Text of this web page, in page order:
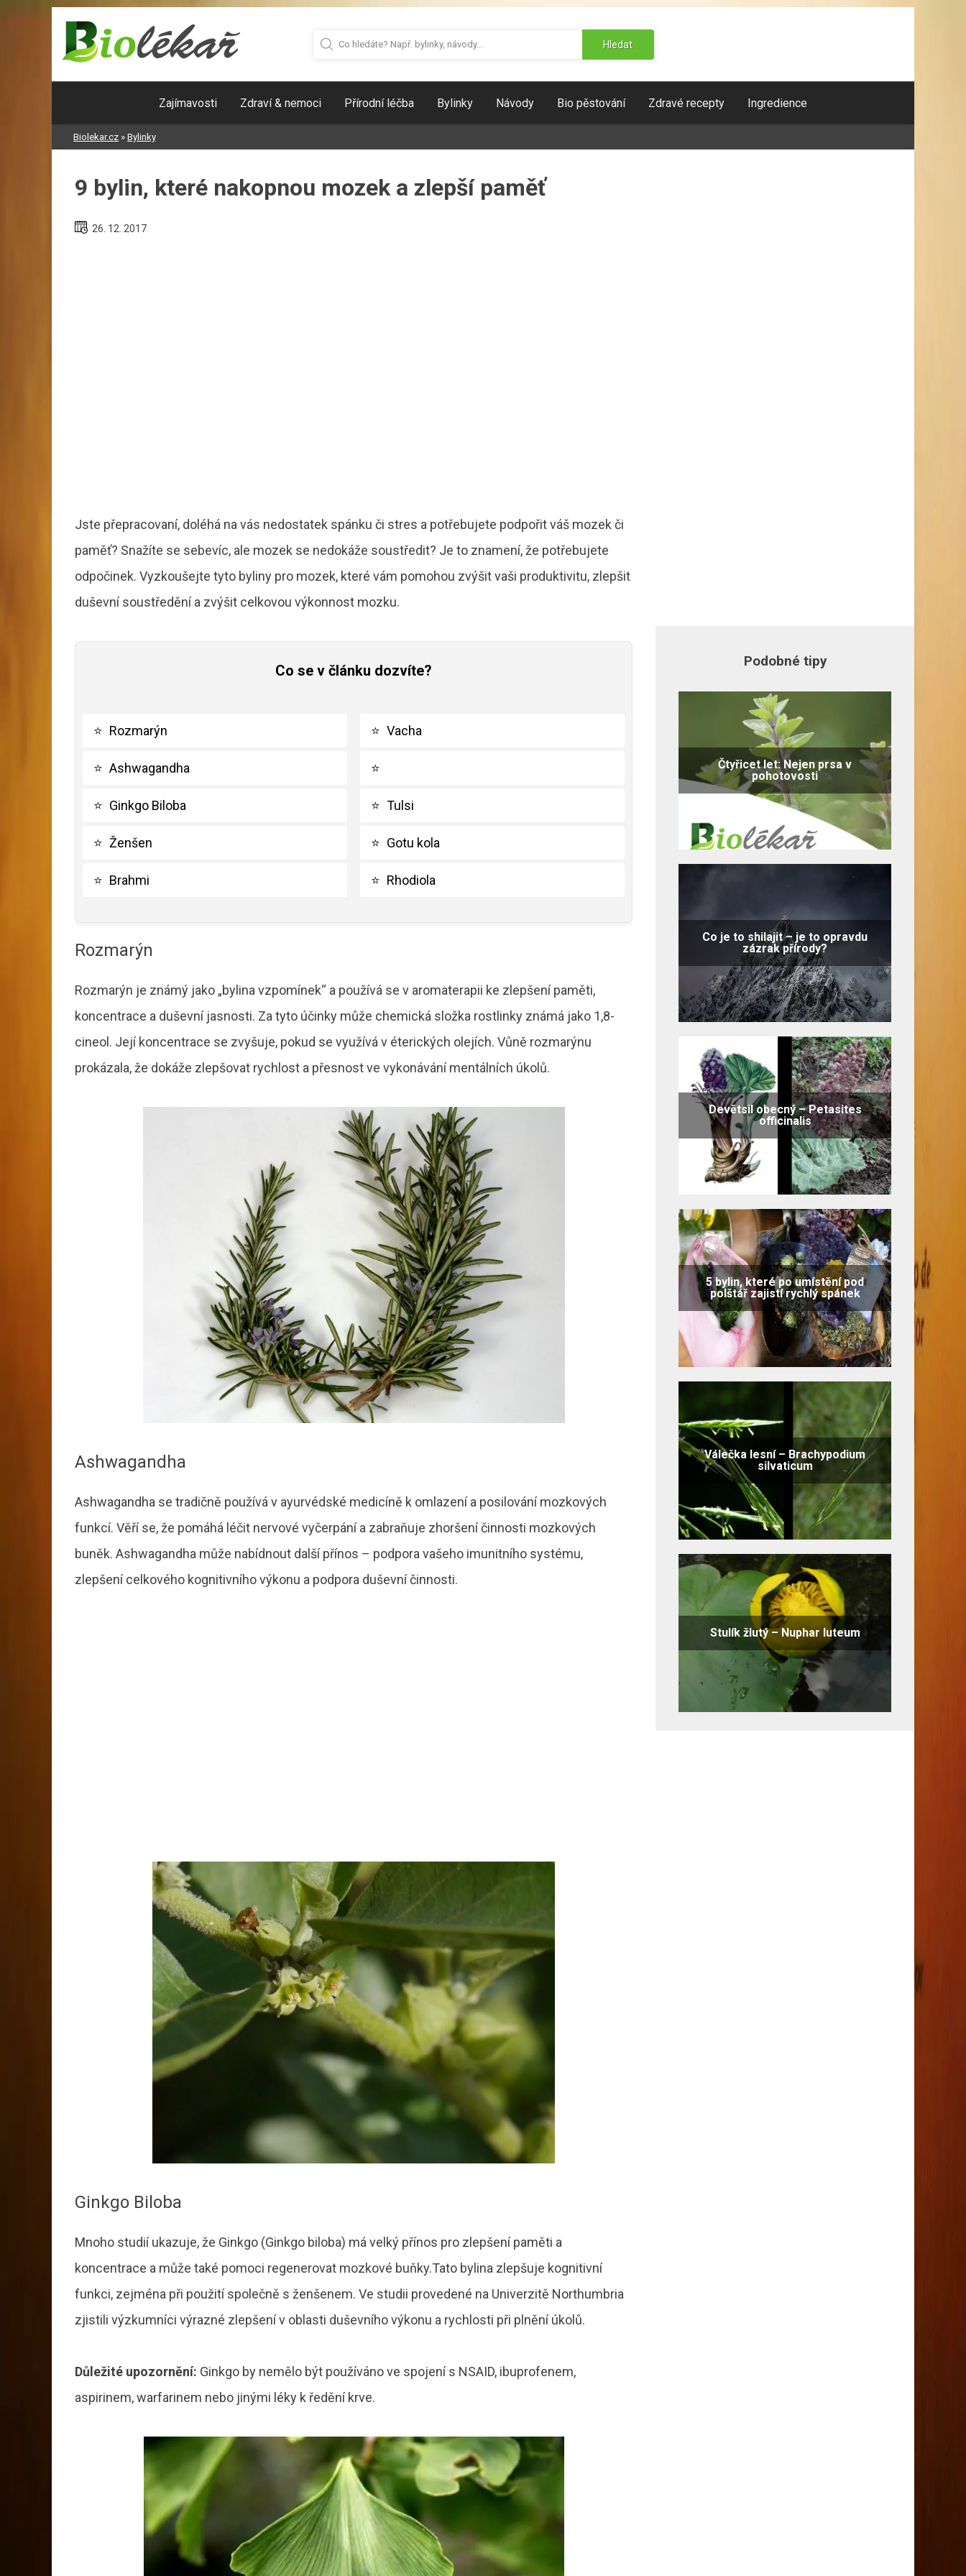
Hledat
Zajímavosti Zdraví & nemoci Přírodní léčba Bylinky Návody Bio pěstování Zdravé recepty Ingredience
Biolekar.cz » Bylinky
9 bylin, které nakopnou mozek a zlepší paměť
26. 12. 2017
Jste přepracovaní, doléhá na vás nedostatek spánku či stres a potřebujete podpořit váš mozek či
paměť? Snažíte se sebevíc, ale mozek se nedokáže soustředit? Je to znamení, že potřebujete
odpočinek. Vyzkoušejte tyto byliny pro mozek, které vám pomohou zvýšit vaši produktivitu, zlepšit
duševní soustředění a zvýšit celkovou výkonnost mozku.
Co se v článku dozvíte?
⭐ Rozmarýn
⭐ Ashwagandha
⭐ Ginkgo Biloba
⭐ Ženšen
⭐ Brahmi
⭐ Vacha
⭐
⭐ Tulsi
⭐ Gotu kola
⭐ Rhodiola
Rozmarýn
Rozmarýn je známý jako „bylina vzpomínek“ a používá se v aromaterapii ke zlepšení paměti,
koncentrace a duševní jasnosti. Za tyto účinky může chemická složka rostlinky známá jako 1,8-
cineol. Její koncentrace se zvyšuje, pokud se využívá v éterických olejích. Vůně rozmarýnu
prokázala, že dokáže zlepšovat rychlost a přesnost ve vykonávání mentálních úkolů.
Ashwagandha
Ashwagandha se tradičně používá v ayurvédské medicíně k omlazení a posilování mozkových
funkcí. Věří se, že pomáhá léčit nervové vyčerpání a zabraňuje zhoršení činnosti mozkových
buněk. Ashwagandha může nabídnout další přínos – podpora vašeho imunitního systému,
zlepšení celkového kognitivního výkonu a podpora duševní činnosti.
Ginkgo Biloba
Mnoho studií ukazuje, že Ginkgo (Ginkgo biloba) má velký přínos pro zlepšení paměti a
koncentrace a může také pomoci regenerovat mozkové buňky.Tato bylina zlepšuje kognitivní
funkci, zejména při použití společně s ženšenem. Ve studii provedené na Univerzitě Northumbria
zjistili výzkumníci výrazné zlepšení v oblasti duševního výkonu a rychlosti při plnění úkolů.
Důležité upozornění: Ginkgo by nemělo být používáno ve spojení s NSAID, ibuprofenem,
aspirinem, warfarinem nebo jinými léky k ředění krve.
Podobné tipy
Čtyřicet let: Nejen prsa v
pohotovosti
Co je to shilajit – je to opravdu
zázrak přírody?
Devětsil obecný – Petasites
officinalis
5 bylin, které po umístění pod
polštář zajistí rychlý spánek
Válečka lesní – Brachypodium
silvaticum
Stulík žlutý – Nuphar luteum